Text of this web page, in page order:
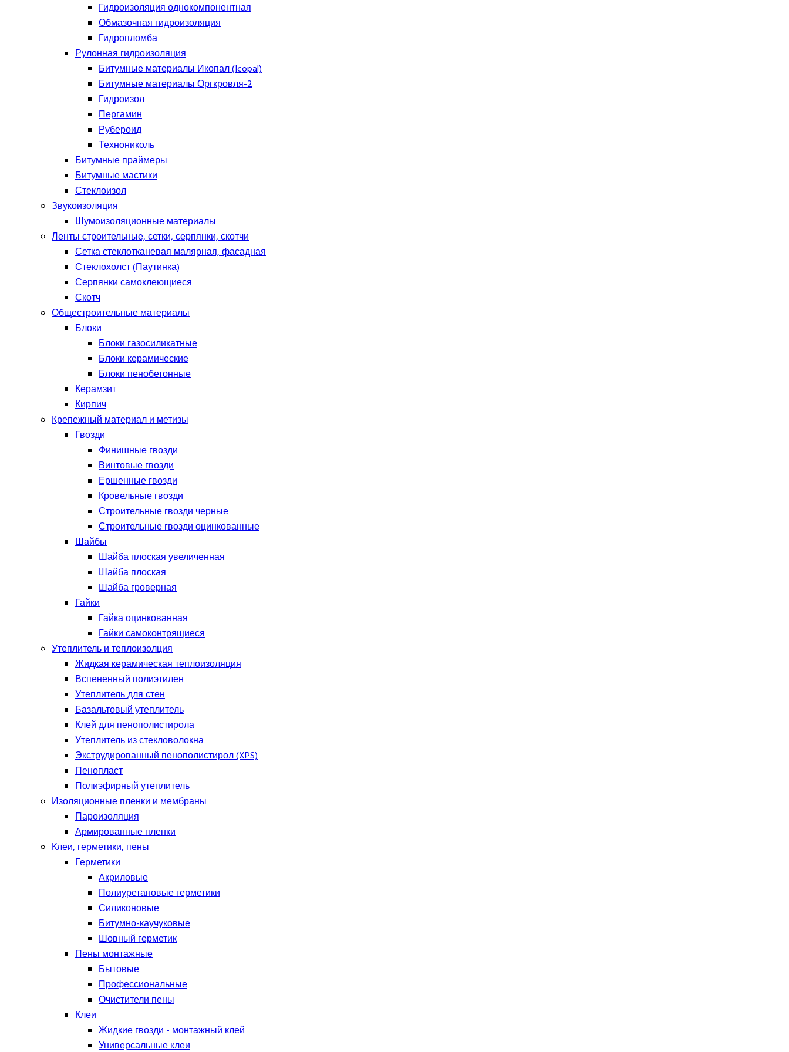
Гидроизоляция однокомпонентная
Обмазочная гидроизоляция
Гидропломба
Рулонная гидроизоляция
Битумные материалы Икопал (Icopal)
Битумные материалы Оргкровля-2
Гидроизол
Пергамин
Рубероид
Технониколь
Битумные праймеры
Битумные мастики
Стеклоизол
Звукоизоляция
Шумоизоляционные материалы
Ленты строительные, сетки, серпянки, скотчи
Сетка стеклотканевая малярная, фасадная
Стеклохолст (Паутинка)
Серпянки самоклеющиеся
Скотч
Общестроительные материалы
Блоки
Блоки газосиликатные
Блоки керамические
Блоки пенобетонные
Керамзит
Кирпич
Крепежный материал и метизы
Гвозди
Финишные гвозди
Винтовые гвозди
Ершенные гвозди
Кровельные гвозди
Строительные гвозди черные
Строительные гвозди оцинкованные
Шайбы
Шайба плоская увеличенная
Шайба плоская
Шайба гроверная
Гайки
Гайка оцинкованная
Гайки самоконтрящиеся
Утеплитель и теплоизолция
Жидкая керамическая теплоизоляция
Вспененный полиэтилен
Утеплитель для стен
Базальтовый утеплитель
Клей для пенополистирола
Утеплитель из стекловолокна
Экструдированный пенополистирол (XPS)
Пенопласт
Полиэфирный утеплитель
Изоляционные пленки и мембраны
Пароизоляция
Армированные пленки
Клеи, герметики, пены
Герметики
Акриловые
Полиуретановые герметики
Силиконовые
Битумно-каучуковые
Шовный герметик
Пены монтажные
Бытовые
Профессиональные
Очистители пены
Клеи
Жидкие гвозди - монтажный клей
Универсальные клеи